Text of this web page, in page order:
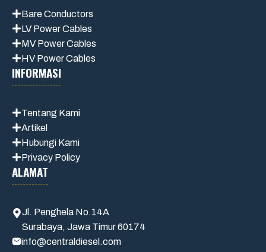
Bare Conductors
LV Power Cables
MV Power Cables
HV Power Cables
INFORMASI
Tentang Kami
Artikel
Hubungi Kami
Privacy Policy
ALAMAT
Jl. Penghela No.14A
Surabaya, Jawa Timur 60174
info@centraldiesel.com